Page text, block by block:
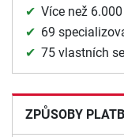
Více než
69
75 vlastních
ZPŮSOBY